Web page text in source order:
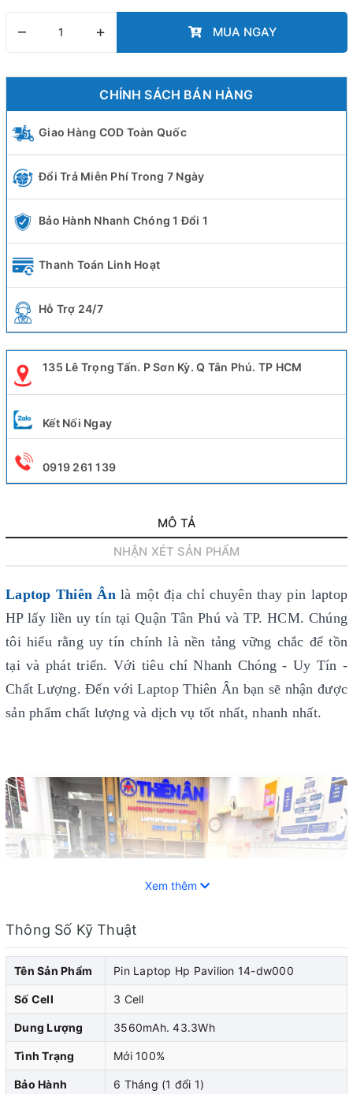
– + MUA NGAY
CHÍNH SÁCH BÁN HÀNG
Giao Hàng COD Toàn Quốc
Đổi Trả Miễn Phí Trong 7 Ngày
Bảo Hành Nhanh Chóng 1 Đổi 1
Thanh Toán Linh Hoạt
Hỗ Trợ 24/7
135 Lê Trọng Tấn. P Sơn Kỳ. Q Tân Phú. TP HCM
Kết Nối Ngay
0919 261 139
MÔ TẢ
NHẬN XÉT SẢN PHẨM
Laptop Thiên Ân là một địa chỉ chuyên thay pin laptop
HP lấy liền uy tín tại Quận Tân Phú và TP. HCM. Chúng
tôi hiểu rằng uy tín chính là nền tảng vững chắc để tồn
tại và phát triển. Với tiêu chí Nhanh Chóng - Uy Tín -
Chất Lượng. Đến với Laptop Thiên Ân bạn sẽ nhận được
sản phẩm chất lượng và dịch vụ tốt nhất, nhanh nhất.
Pin laptop HP đóng vai trò quan trọng trong việc cung
Xem thêm
Thông Số Kỹ Thuật
Tên Sản Phẩm Pin Laptop Hp Pavilion 14-dw000
Số Cell 3 Cell
Dung Lượng 3560mAh. 43.3Wh
Tình Trạng Mới 100%
Bảo Hành 6 Tháng (1 đổi 1)